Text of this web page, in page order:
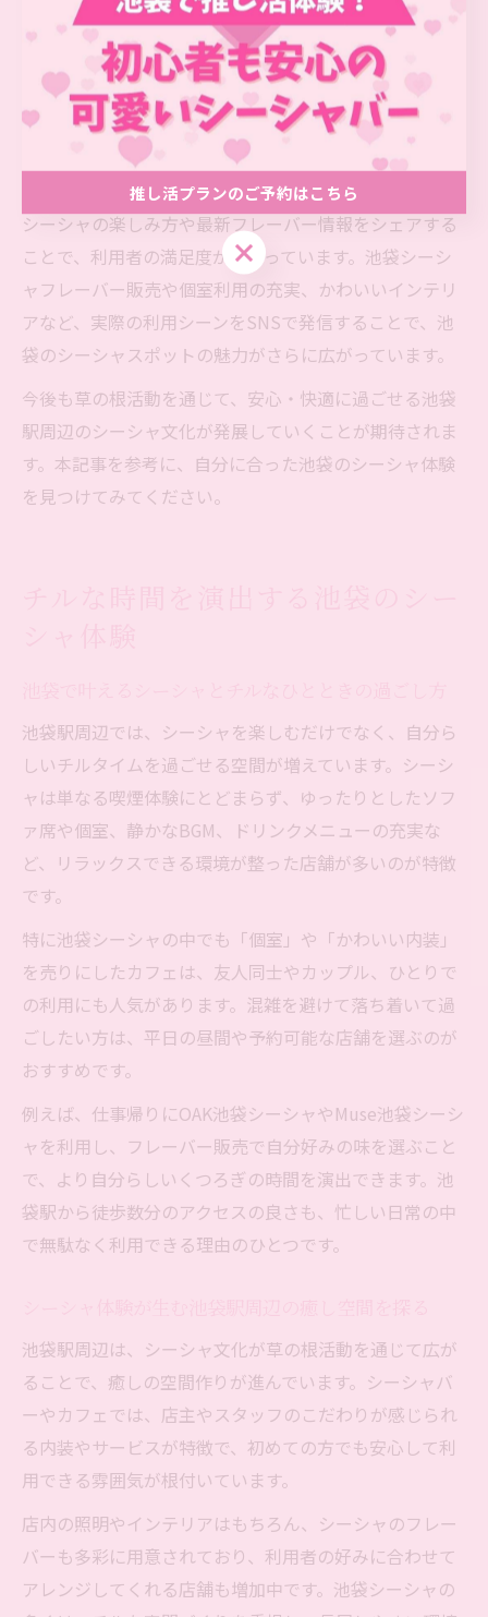
池袋駅周辺のシーシャ文化がここまで広がった背景に
は、地道な草の根活動の力があります。地域密着型の店
舗がSNSや口コミを通じて情報発信を続け、ユーザー同
士の交流やイベント開催など、独自のコミュニティ形成
が進んでいます。
例えば、常連客が初心者を案内したり、店舗スタッフが
シーシャの楽しみ方や最新フレーバー情報をシェアする
ことで、利用者の満足度が高まっています。池袋シーシ
ャフレーバー販売や個室利用の充実、かわいいインテリ
アなど、実際の利用シーンをSNSで発信することで、池
袋のシーシャスポットの魅力がさらに広がっています。
今後も草の根活動を通じて、安心・快適に過ごせる池袋
駅周辺のシーシャ文化が発展していくことが期待されま
す。本記事を参考に、自分に合った池袋のシーシャ体験
を見つけてみてください。
池袋駅周辺では、シーシャを楽しむだけでなく、自分ら
しいチルタイムを過ごせる空間が増えています。シーシ
ャは単なる喫煙体験にとどまらず、ゆったりとしたソフ
ァ席や個室、静かなBGM、ドリンクメニューの充実な
ど、リラックスできる環境が整った店舗が多いのが特徴
です。
特に池袋シーシャの中でも「個室」や「かわいい内装」
を売りにしたカフェは、友人同士やカップル、ひとりで
の利用にも人気があります。混雑を避けて落ち着いて過
ごしたい方は、平日の昼間や予約可能な店舗を選ぶのが
おすすめです。
例えば、仕事帰りにOAK池袋シーシャやMuse池袋シーシ
ャを利用し、フレーバー販売で自分好みの味を選ぶこと
で、より自分らしいくつろぎの時間を演出できます。池
袋駅から徒歩数分のアクセスの良さも、忙しい日常の中
で無駄なく利用できる理由のひとつです。
池袋駅周辺は、シーシャ文化が草の根活動を通じて広が
ることで、癒しの空間作りが進んでいます。シーシャバ
ーやカフェでは、店主やスタッフのこだわりが感じられ
る内装やサービスが特徴で、初めての方でも安心して利
用できる雰囲気が根付いています。
店内の照明やインテリアはもちろん、シーシャのフレー
バーも多彩に用意されており、利用者の好みに合わせて
アレンジしてくれる店舗も増加中です。池袋シーシャの
推し活プランのご予約はこちら
推し活プランのご予約はこちら